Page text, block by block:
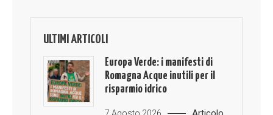
ULTIMI ARTICOLI
Europa Verde: i manifesti di
Romagna Acque inutili per il
risparmio idrico